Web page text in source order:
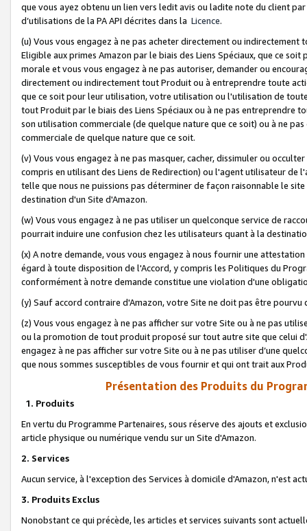
que vous ayez obtenu un lien vers ledit avis ou ladite note du client
d’utilisations de la PA API décrites dans la Licence.
(u) Vous vous engagez à ne pas acheter directement ou
Eligible aux primes Amazon par le biais des Liens Spéciaux, que ce
morale et vous vous engagez à ne pas autoriser, demander ou
directement ou indirectement tout Produit ou à entreprendre toute
que ce soit pour leur utilisation, votre utilisation ou l'utilisation de
tout Produit par le biais des Liens Spéciaux ou à ne pas entreprendre
son utilisation commerciale (de quelque nature que ce soit) ou à ne
commerciale de quelque nature que ce soit.
(v) Vous vous engagez à ne pas masquer, cacher, dissimuler ou
compris en utilisant des Liens de Redirection) ou l'agent utilisateur
telle que nous ne puissions pas déterminer de façon raisonnable le
destination d'un Site d'Amazon.
(w) Vous vous engagez à ne pas utiliser un quelconque service de
pourrait induire une confusion chez les utilisateurs quant à la
(x) A notre demande, vous vous engagez à nous fournir une
égard à toute disposition de l'Accord, y compris les Politiques du
conformément à notre demande constitue une violation d'une
(y) Sauf accord contraire d'Amazon, votre Site ne doit pas être
(z) Vous vous engagez à ne pas afficher sur votre Site ou à ne pas
ou la promotion de tout produit proposé sur tout autre site que celui
engagez à ne pas afficher sur votre Site ou à ne pas utiliser d’une
que nous sommes susceptibles de vous fournir et qui ont trait aux
Présentation des Produits du
1. Produits
En vertu du Programme Partenaires, sous réserve des ajouts et
article physique ou numérique vendu sur un Site d'Amazon.
2. Services
Aucun service, à l'exception des Services à domicile d'Amazon, n'est
3. Produits Exclus
Nonobstant ce qui précède, les articles et services suivants sont